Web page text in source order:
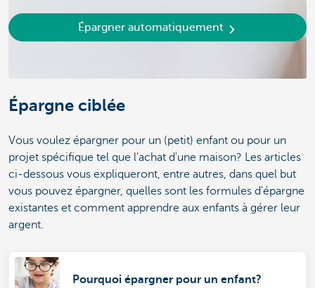
Épargner automatiquement
Épargne ciblée
Vous voulez épargner pour un (petit) enfant ou pour un
projet spécifique tel que l'achat d'une maison? Les articles
ci-dessous vous expliqueront, entre autres, dans quel but
vous pouvez épargner, quelles sont les formules d'épargne
existantes et comment apprendre aux enfants à gérer leur
argent.
Pourquoi épargner pour un enfant?